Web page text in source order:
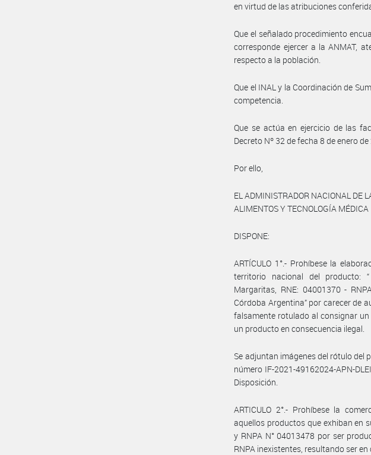
en virtud de las atribuciones
Que el señalado procedimiento
corresponde ejercer a la ANMAT,
respecto a la población.
Que el INAL y la Coordinación de
competencia.
Que se actúa en ejercicio de las
Decreto Nº 32 de fecha 8 de enero de
Por ello,
EL ADMINISTRADOR NACIONAL DE
ALIMENTOS Y TECNOLOGÍA MÉDICA
DISPONE:
ARTÍCULO 1°.- Prohíbese la
territorio nacional del producto:
Margaritas, RNE: 04001370 -
Córdoba Argentina” por carecer de
falsamente rotulado al consignar un
un producto en consecuencia ilegal.
Se adjuntan imágenes del rótulo del
número IF-2021-49162024-APN-
Disposición.
ARTICULO 2°.- Prohíbese la
aquellos productos que exhiban en
y RNPA N° 04013478 por ser
RNPA inexistentes, resultando ser